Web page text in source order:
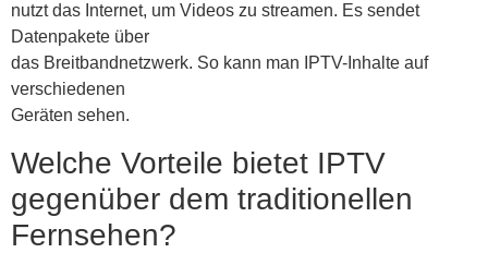
nutzt das Internet, um Videos zu streamen. Es sendet
Datenpakete über
das Breitbandnetzwerk. So kann man IPTV-Inhalte auf
verschiedenen
Geräten sehen.
Welche Vorteile bietet IPTV
gegenüber dem traditionellen
Fernsehen?